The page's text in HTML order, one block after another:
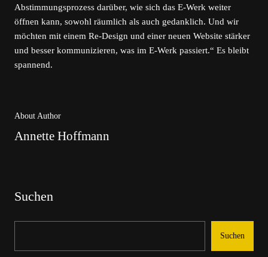
Abstimmungsprozess darüber, wie sich das E-Werk weiter
öffnen kann, sowohl räumlich als auch gedanklich. Und wir
möchten mit einem Re-Design und einer neuen Website stärker
und besser kommunizieren, was im E-Werk passiert.“ Es bleibt
spannend.
About Author
Annette Hoffmann
Suchen
Suchen